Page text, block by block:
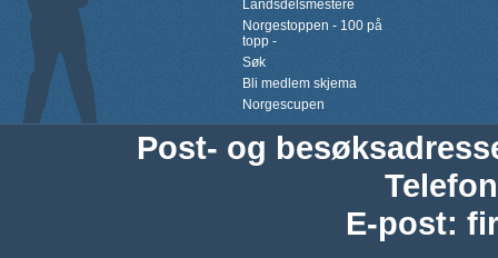
Landsdelsmestere
Norgestoppen - 100 på
topp -
Søk
Bli medlem skjema
Norgescupen
Post- og
Telefon
E-post: